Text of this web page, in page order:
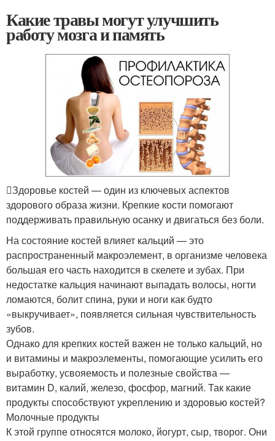
Какие травы могут улучшить
работу мозга и память
‍⚕Здоровье костей — один из ключевых аспектов
здорового образа жизни. Крепкие кости помогают
поддерживать правильную осанку и двигаться без боли.
На состояние костей влияет кальций — это
распространенный макроэлемент, в организме человека
большая его часть находится в скелете и зубах. При
недостатке кальция начинают выпадать волосы, ногти
ломаются, болит спина, руки и ноги как будто
«выкручивает», появляется сильная чувствительность
зубов.
Однако для крепких костей важен не только кальций, но
и витамины и макроэлементы, помогающие усилить его
выработку, усвояемость и полезные свойства —
витамин D, калий, железо, фосфор, магний. Так какие
продукты способствуют укреплению и здоровью костей?
Молочные продукты
К этой группе относятся молоко, йогурт, сыр, творог. Они